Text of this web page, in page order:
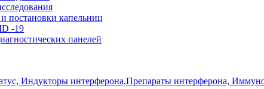
постановки капельниц
-19
панелей
Индукторы интерферона,Препараты интерферона,